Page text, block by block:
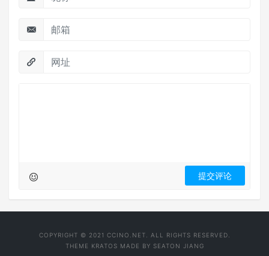
COPYRIGHT © 2021 CCINO.NET. ALL RIGHTS RESERVED.
THEME KRATOS MADE BY SEATON JIANG